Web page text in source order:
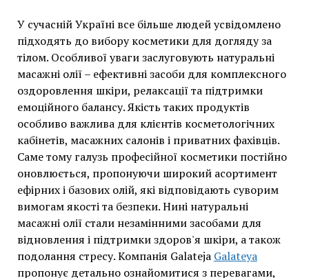
У сучасній Україні все більше людей усвідомлено
підходять до вибору косметики для догляду за
тілом. Особливої уваги заслуговують натуральні
масажні олії – ефективні засоби для комплексного
оздоровлення шкіри, релаксації та підтримки
емоційного балансу. Якість таких продуктів
особливо важлива для клієнтів косметологічних
кабінетів, масажних салонів і приватних фахівців.
Саме тому галузь професійної косметики постійно
оновлюється, пропонуючи широкий асортимент
ефірних і базових олій, які відповідають суворим
вимогам якості та безпеки. Нині натуральні
масажні олії стали незамінними засобами для
відновлення і підтримки здоров'я шкіри, а також
подолання стресу. Компанія Galateja Galateya
пропонує детально ознайомитися з перевагами,